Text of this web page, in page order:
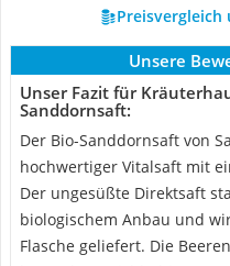
Preisvergleich
Unsere
Unser Fazit für
Sanddornsaft:
Der Bio-Sanddornsaft von
hochwertiger Vitalsaft mit
Der ungesüßte Direktsaft
biologischem Anbau und
Flasche geliefert. Die